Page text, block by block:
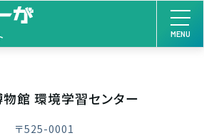
MENU
館 環境学習センター
〒525-0001